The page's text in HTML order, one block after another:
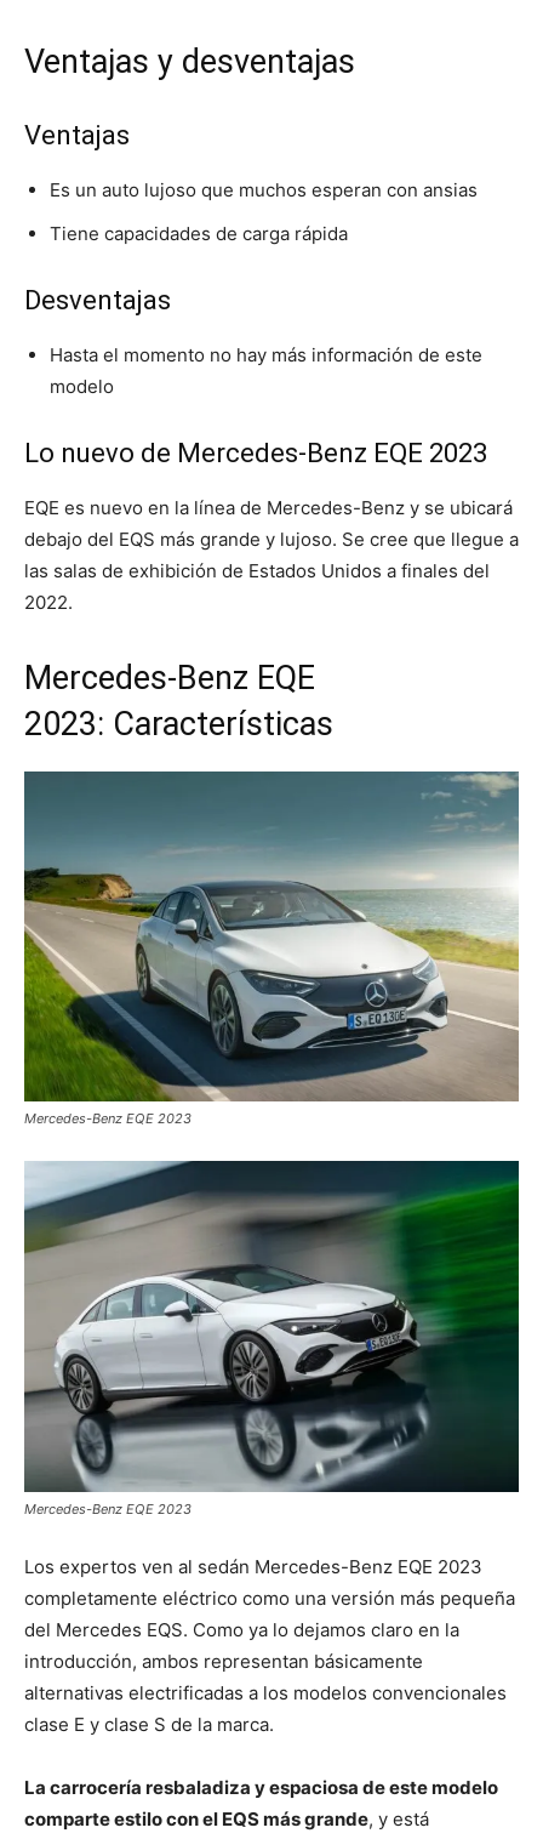
Ventajas y desventajas
Ventajas
Es un auto lujoso que muchos esperan con ansias
Tiene capacidades de carga rápida
Desventajas
Hasta el momento no hay más información de este
modelo
Lo nuevo de Mercedes-Benz EQE 2023
EQE es nuevo en la línea de Mercedes-Benz y se ubicará
debajo del EQS más grande y lujoso. Se cree que llegue a
las salas de exhibición de Estados Unidos a finales del
2022.
Mercedes-Benz EQE
2023: Características
Mercedes-Benz EQE 2023
Mercedes-Benz EQE 2023
Los expertos ven al sedán Mercedes-Benz EQE 2023
completamente eléctrico como una versión más pequeña
del Mercedes EQS. Como ya lo dejamos claro en la
introducción, ambos representan básicamente
alternativas electrificadas a los modelos convencionales
clase E y clase S de la marca.
La carrocería resbaladiza y espaciosa de este modelo
comparte estilo con el EQS más grande, y está